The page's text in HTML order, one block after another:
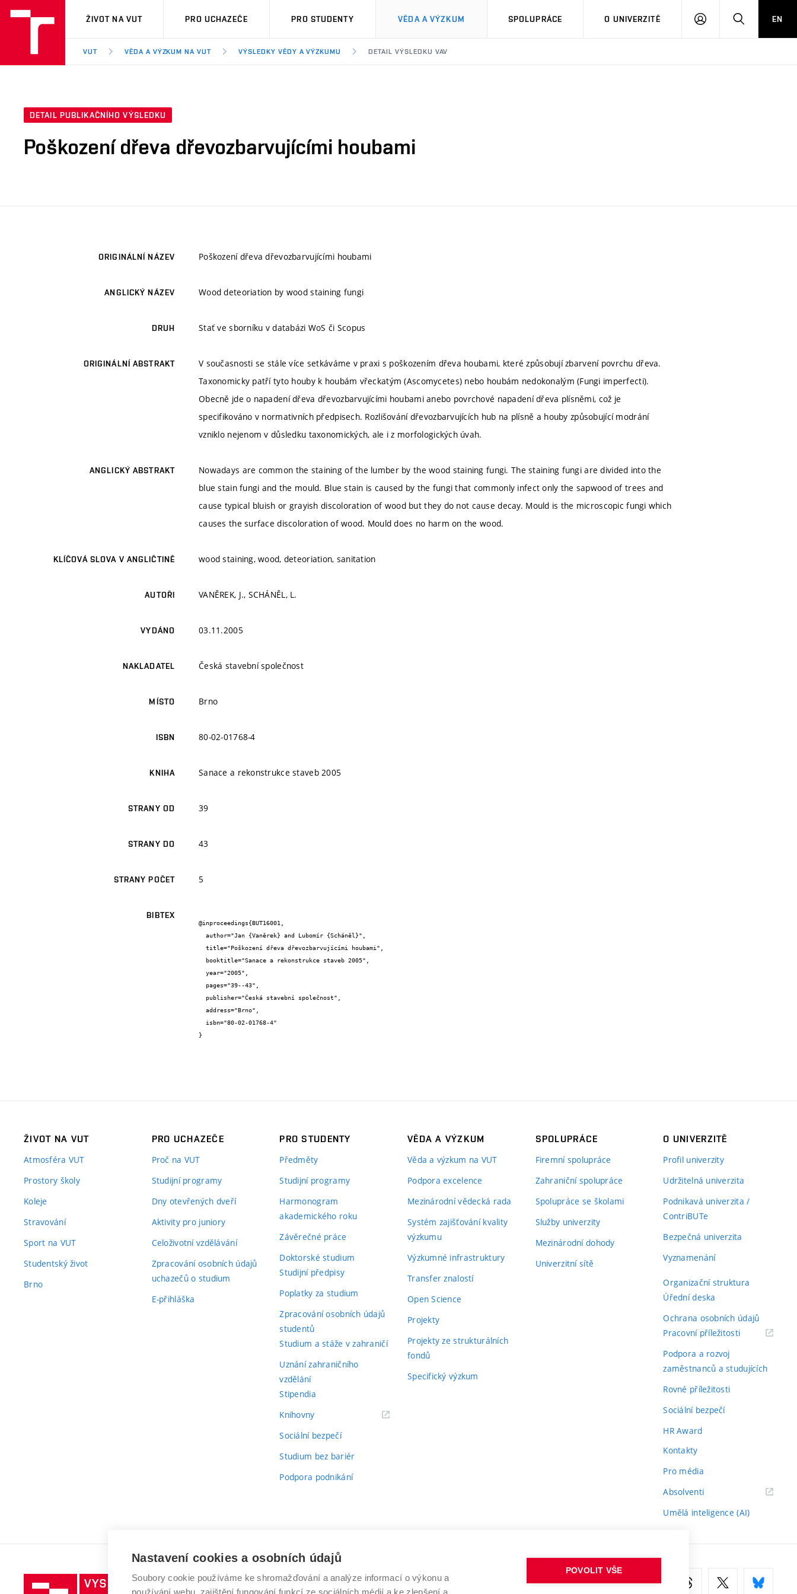
VUT
ŽIVOT NA VUT PRO UCHAZEČE PRO STUDENTY VĚDA A VÝZKUM SPOLUPRÁCE O UNIVERZITĚ
PŘIHLÁSIT HLEDATEN
VUT VĚDA A VÝZKUM NA VUT VÝSLEDKY VĚDY A VÝZKUMU DETAIL VÝSLEDKU VAV
DETAIL PUBLIKAČNÍHO VÝSLEDKU
Poškození dřeva dřevozbarvujícími houbami
ORIGINÁLNÍ NÁZEV Poškození dřeva dřevozbarvujícími houbami
ANGLICKÝ NÁZEV Wood deteoriation by wood staining fungi
DRUH Stať ve sborníku v databázi WoS či Scopus
ORIGINÁLNÍ ABSTRAKT
V současnosti se stále více setkáváme v praxi s poškozením dřeva houbami, které způsobují zbarvení povrchu dřeva.
Taxonomicky patří tyto houby k houbám vřeckatým (Ascomycetes) nebo houbám nedokonalým (Fungi imperfecti).
Obecně jde o napadení dřeva dřevozbarvujícími houbami anebo povrchové napadení dřeva plísněmi, což je
specifikováno v normativních předpisech. Rozlišování dřevozbarvujících hub na plísně a houby způsobující modrání
vzniklo nejenom v důsledku taxonomických, ale i z morfologických úvah.
ANGLICKÝ ABSTRAKT
Nowadays are common the staining of the lumber by the wood staining fungi. The staining fungi are divided into the
blue stain fungi and the mould. Blue stain is caused by the fungi that commonly infect only the sapwood of trees and
cause typical bluish or grayish discoloration of wood but they do not cause decay. Mould is the microscopic fungi which
causes the surface discoloration of wood. Mould does no harm on the wood.
KLÍČOVÁ SLOVA V ANGLIČTINĚ wood staining, wood, deteoriation, sanitation
AUTOŘI VANĚREK, J., SCHÁNĚL, L.
VYDÁNO 03.11.2005
NAKLADATEL Česká stavební společnost
MÍSTO Brno
ISBN 80-02-01768-4
KNIHA Sanace a rekonstrukce staveb 2005
STRANY OD 39
STRANY DO 43
STRANY POČET 5
BIBTEX
@inproceedings{BUT16001,
}
ŽIVOT NA VUT
Atmosféra VUT
Prostory školy
Koleje
Stravování
Sport na VUT
Studentský život
Brno
PRO UCHAZEČE
Proč na VUT
Studijní programy
Dny otevřených dveří
Aktivity pro juniory
Celoživotní vzdělávání
Zpracování osobních údajů
uchazečů o studium
E-přihláška
PRO STUDENTY
Předměty
Studijní programy
Harmonogram
akademického roku
Závěrečné práce
Doktorské studium
Studijní předpisy
Poplatky za studium
Zpracování osobních údajů
studentů
Studium a stáže v zahraničí
Uznání zahraničního
vzdělání
Stipendia
Knihovny(externí
Sociální bezpečí
Studium bez bariér
Podpora podnikání
VĚDA A VÝZKUM
Věda a výzkum na VUT
Podpora excelence
Mezinárodní vědecká rada
Systém zajišťování kvality
výzkumu
Výzkumné infrastruktury
Transfer znalostí
Open Science
Projekty
Projekty ze strukturálních
fondů
Specifický výzkum
SPOLUPRÁCE
Firemní spolupráce
Zahraniční spolupráce
Spolupráce se školami
Služby univerzity
Mezinárodní dohody
Univerzitní sítě
O UNIVERZITĚ
Profil univerzity
Udržitelná univerzita
Podnikavá univerzita /
ContriBUTe
Bezpečná univerzita
Vyznamenání
Organizační struktura
Úřední deska
Ochrana osobních údajů
Pracovní příležitosti(externí
Podpora a rozvoj
zaměstnanců a studujících
Rovné příležitosti
Sociální bezpečí
HR Award
Kontakty
Pro média
Absolventi(externí
Umělá inteligence (AI)
Vysoké
VYSOKÉ UČENÍ TECHNICKÉ V BRNĚ
Nastavení cookies a osobních údajů
Soubory cookie používáme ke shromažďování a analýze informací o výkonu a
používání webu, zajištění fungování funkcí ze sociálních médií a ke zlepšení a
POVOLIT VŠE